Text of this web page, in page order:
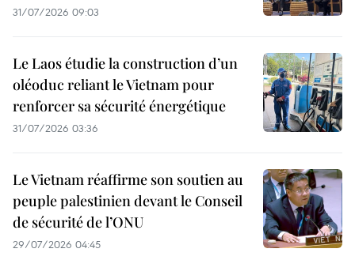
31/07/2026 09:03
Le Laos étudie la construction d’un
oléoduc reliant le Vietnam pour
renforcer sa sécurité énergétique
31/07/2026 03:36
Le Vietnam réaffirme son soutien au
peuple palestinien devant le Conseil
de sécurité de l’ONU
29/07/2026 04:45